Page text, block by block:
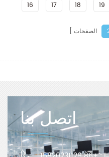
16
17 18 19
الصفحات
اتصل بنا